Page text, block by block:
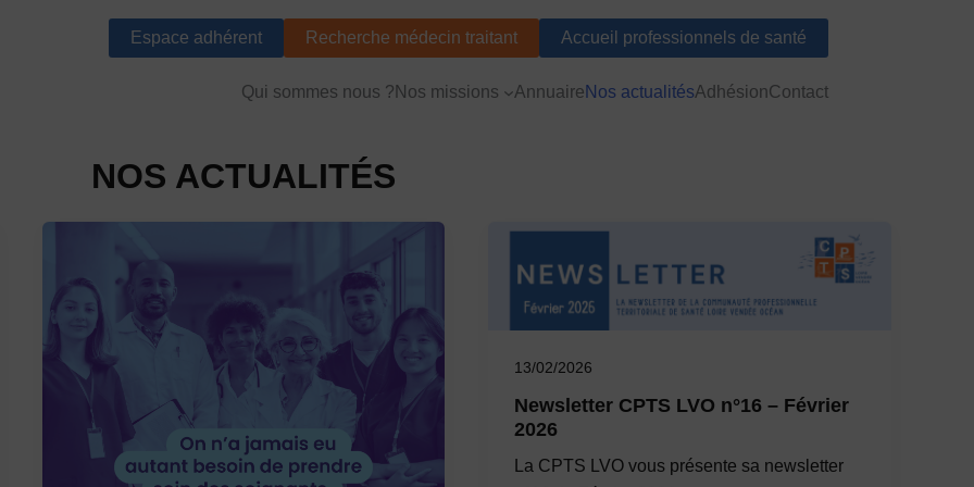
Espace adhérent Recherche médecin traitant Accueil professionnels de santé
Qui sommes nous ? Nos missions Annuaire Nos actualitésAdhésionContact
NOS ACTUALITÉS
13/02/2026
Newsletter CPTS LVO n°16 – Février
2026
La CPTS LVO vous présente sa newsletter